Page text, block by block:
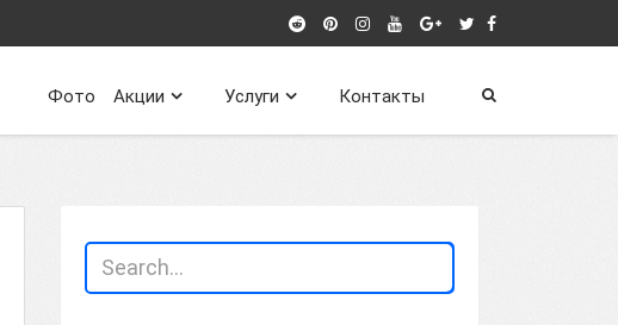
Контакты
Услуги
Акции
Фото